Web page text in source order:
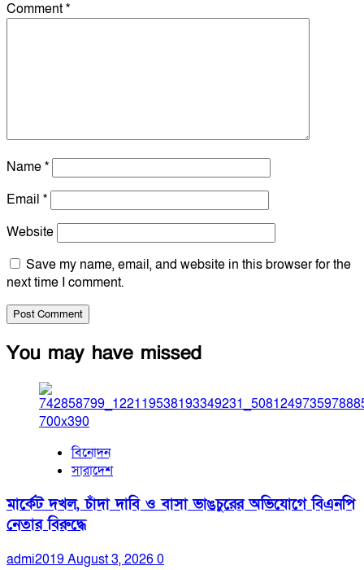
Comment*
Name*
Email *
Website
Save my name, email, and website in this browser for the
next time I comment.
You may have missed
বিনোদন
সারাদেশ
মার্কেট দখল, চাঁদা দাবি ও বাসা ভাঙচুরের অভিযোগে বিএনপি
নেতার বিরুদ্ধে
admi2019August 3, 20260